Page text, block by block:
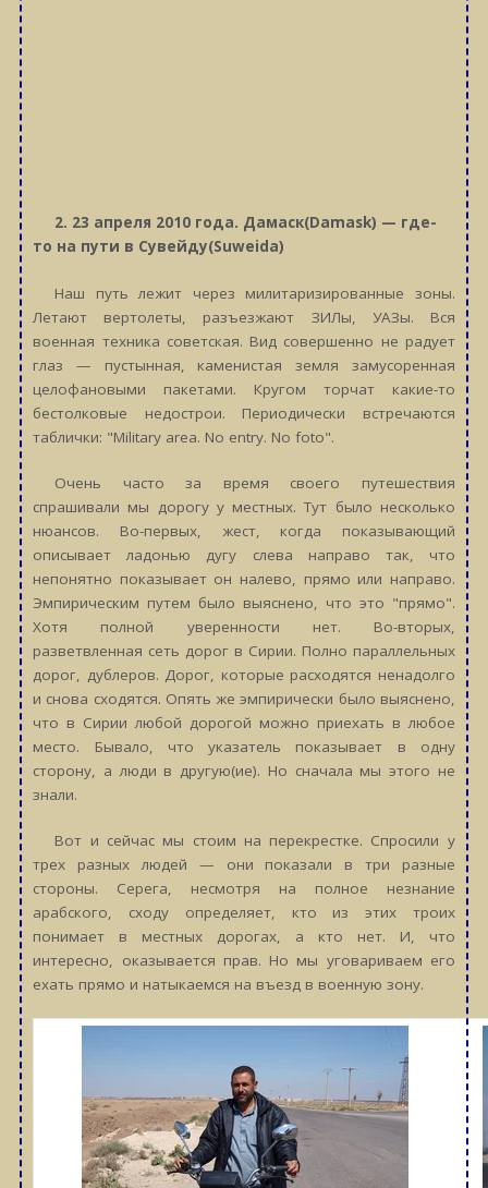
2. 23 апреля 2010 года. Дамаск(Damask) — где-
то на пути в Сувейду(Suweida)
Наш путь лежит через милитаризированные зоны.
Летают вертолеты, разъезжают ЗИЛы, УАЗы. Вся
военная техника советская. Вид совершенно не радует
глаз — пустынная, каменистая земля замусоренная
целофановыми пакетами. Кругом торчат какие-то
бестолковые недострои. Периодически встречаются
таблички: "Military area. No entry. No foto".
Очень часто за время своего путешествия
спрашивали мы дорогу у местных. Тут было несколько
нюансов. Во-первых, жест, когда показывающий
описывает ладонью дугу слева направо так, что
непонятно показывает он налево, прямо или направо.
Эмпирическим путем было выяснено, что это "прямо".
Хотя полной уверенности нет. Во-вторых,
разветвленная сеть дорог в Сирии. Полно параллельных
дорог, дублеров. Дорог, которые расходятся ненадолго
и снова сходятся. Опять же эмпирически было выяснено,
что в Сирии любой дорогой можно приехать в любое
место. Бывало, что указатель показывает в одну
сторону, а люди в другую(ие). Но сначала мы этого не
знали.
Вот и сейчас мы стоим на перекрестке. Спросили у
трех разных людей — они показали в три разные
стороны. Серега, несмотря на полное незнание
арабского, сходу определяет, кто из этих троих
понимает в местных дорогах, а кто нет. И, что
интересно, оказывается прав. Но мы уговариваем его
ехать прямо и натыкаемся на въезд в военную зону.